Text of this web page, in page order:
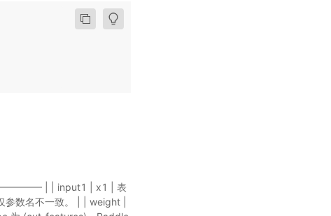
| | input1 | x1 | 表
数名不一致。 | | weight |